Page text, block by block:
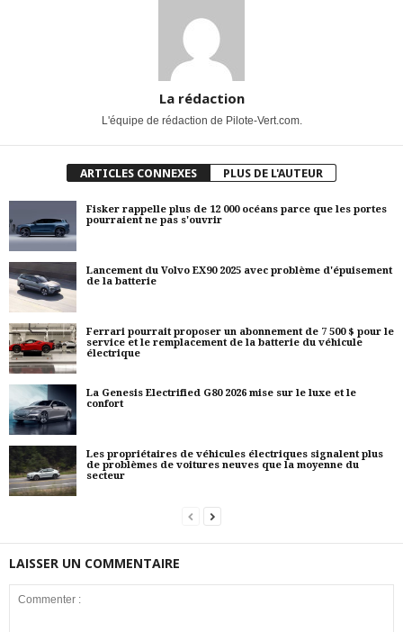
La rédaction
L'équipe de rédaction de Pilote-Vert.com.
ARTICLES CONNEXES PLUS DE L'AUTEUR
Fisker rappelle plus de 12 000 océans parce que les portes
pourraient ne pas s'ouvrir
Lancement du Volvo EX90 2025 avec problème d'épuisement
de la batterie
Ferrari pourrait proposer un abonnement de 7 500 $ pour le
service et le remplacement de la batterie du véhicule
électrique
La Genesis Electrified G80 2026 mise sur le luxe et le
confort
Les propriétaires de véhicules électriques signalent plus
de problèmes de voitures neuves que la moyenne du
secteur
LAISSER UN COMMENTAIRE